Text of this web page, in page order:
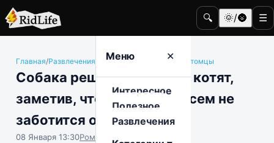
🔍 🌞/🌚 ☰
Меню ✕
Интересное
Полезное
Развлечения
Главная/Развлечения Животные и домашние питомцы
Собака решила приютить котят,
заметив, что их мама совсем не
заботится о них
08 Января 13:30Роман Чистоляпов